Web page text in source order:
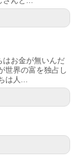
はお金が無いんだ
世界の富を独占し
は人...